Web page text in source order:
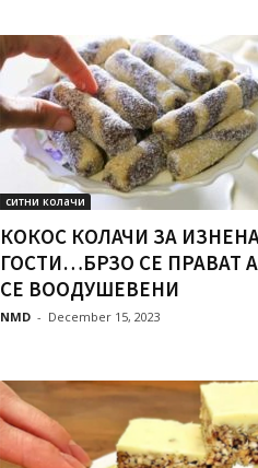
ситни колачи
КОКОС КОЛАЧИ ЗА
ГОСТИ…БРЗО СЕ ПРАВАТ
СЕ ВООДУШЕВЕНИ
NMD - December 15, 2023